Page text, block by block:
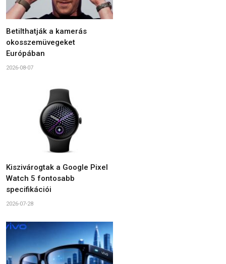
Betilthatják a kamerás
okosszemüvegeket
Európában
2026-08-07
Kiszivárogtak a Google Pixel
Watch 5 fontosabb
specifikációi
2026-07-28